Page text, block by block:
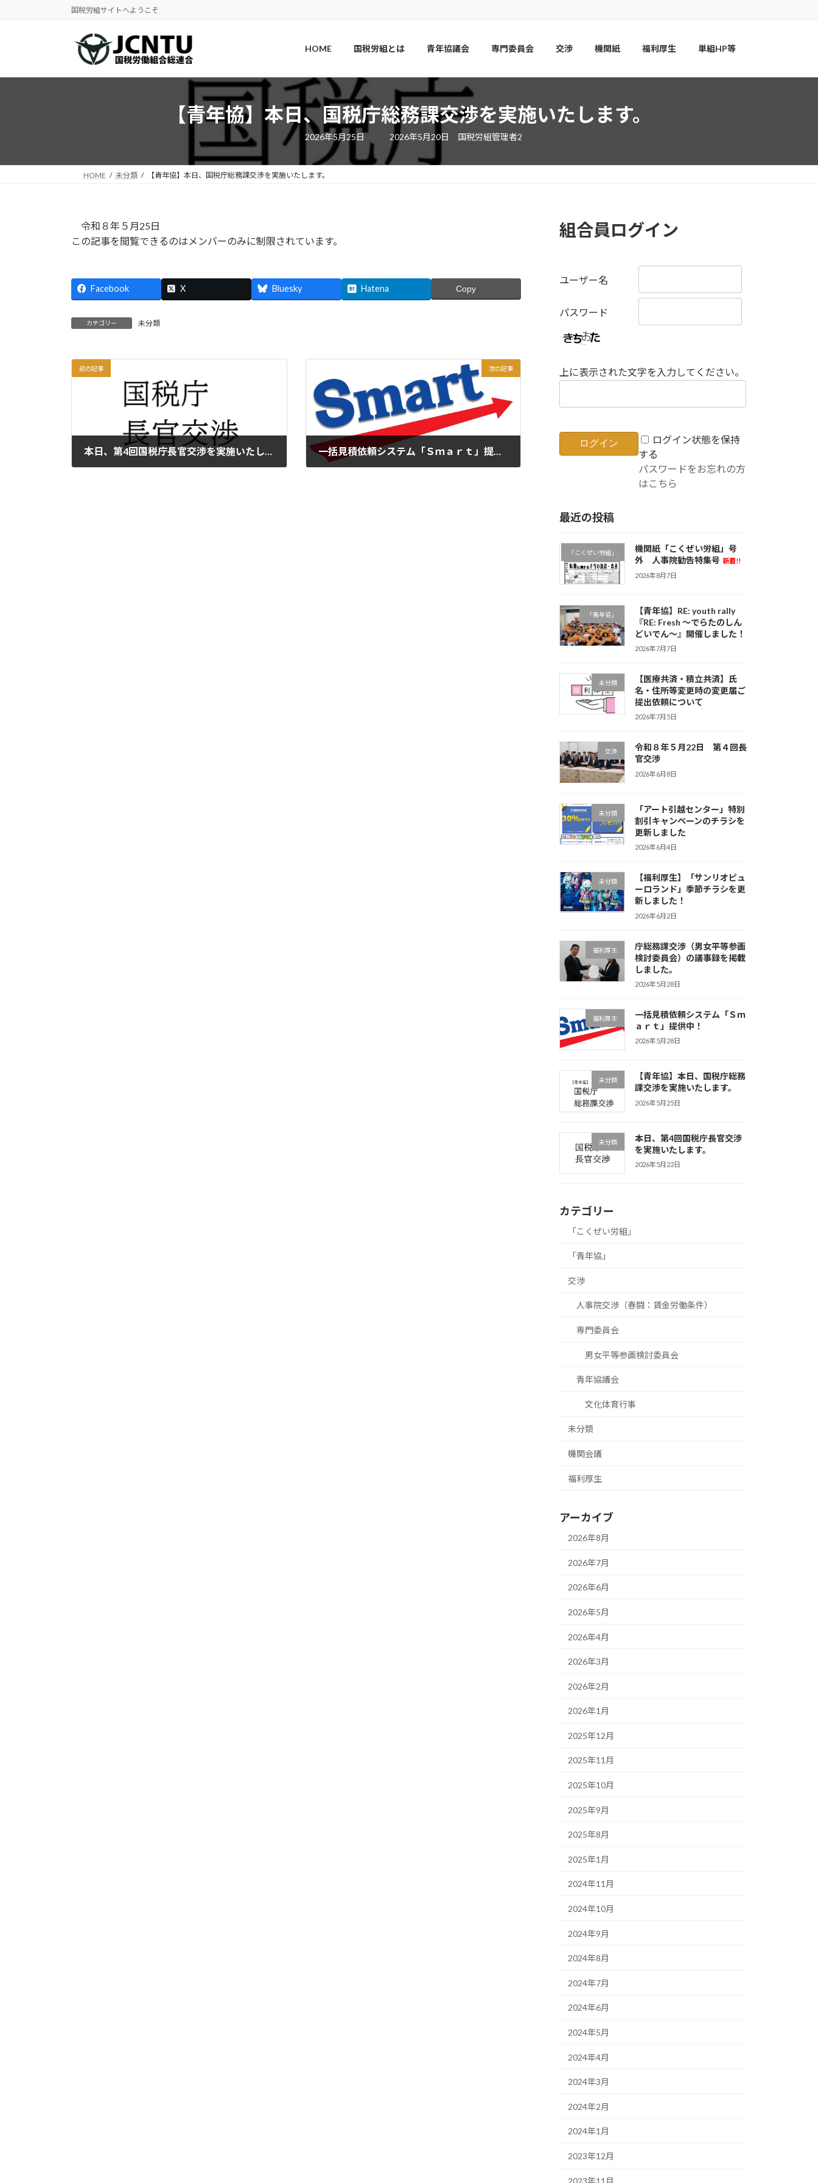
へ
ョ
国税労組サイトへようこそ
HOME 国税労組とは 青年協議会 専門委員会 交渉 機関紙 福利厚生 単組HP等
【青年協】本日、国税庁総務課交渉を実施いたします。
2026年5月25日
最
終
更
新
2026年5月20日 国税労組管理者2
HOME 未分類 【青年協】本日、国税庁総務課交渉を実施いたします。
令和８年５月25日
この記事を閲覧できるのはメンバーのみに制限されています。
Facebook X Bluesky Hatena Copy
カテゴリー 未分類
前の記事 次の記事
一括見積依頼システム「Ｓｍａｒｔ」提供中！
組合員ログイン
ユーザー名
パスワード
上に表示された文字を入力してください。
ログイン状態を保持
する
パスワードをお忘れの方
はこちら
最近の投稿
「こくぜい労組」
機関紙「こくぜい労組」号
外 人事院勧告特集号 新着!!
2026年8月7日
「青年協」
【青年協】RE: youth rally
『RE: Fresh ～でらたのしん
どいでん～』開催しました！
2026年7月7日
未分類
【医療共済・積立共済】氏
名・住所等変更時の変更届ご
提出依頼について
2026年7月5日
交渉
令和８年５月22日 第４回長
官交渉
2026年6月8日
未分類
「アート引越センター」特別
割引キャンペーンのチラシを
更新しました
2026年6月4日
未分類
【福利厚生】「サンリオピュ
ーロランド」季節チラシを更
新しました！
2026年6月2日
福利厚生
庁総務課交渉（男女平等参画
検討委員会）の議事録を掲載
しました。
2026年5月28日
福利厚生
一括見積依頼システム「Ｓｍ
ａｒｔ」提供中！
2026年5月28日
未分類
【青年協】本日、国税庁総務
課交渉を実施いたします。
2026年5月25日
未分類
本日、第4回国税庁長官交渉
を実施いたします。
2026年5月22日
カテゴリー
「こくぜい労組」
「青年協」
交渉
人事院交渉（春闘：賃金労働条件）
専門委員会
男女平等参画検討委員会
青年協議会
文化体育行事
未分類
機関会議
福利厚生
アーカイブ
2026年8月
2026年7月
2026年6月
2026年5月
2026年4月
2026年3月
2026年2月
2026年1月
2025年12月
2025年11月
2025年10月
2025年9月
2025年8月
2025年1月
2024年11月
2024年10月
2024年9月
2024年8月
2024年7月
2024年6月
2024年5月
2024年4月
2024年3月
2024年2月
2024年1月
2023年12月
2023年11月